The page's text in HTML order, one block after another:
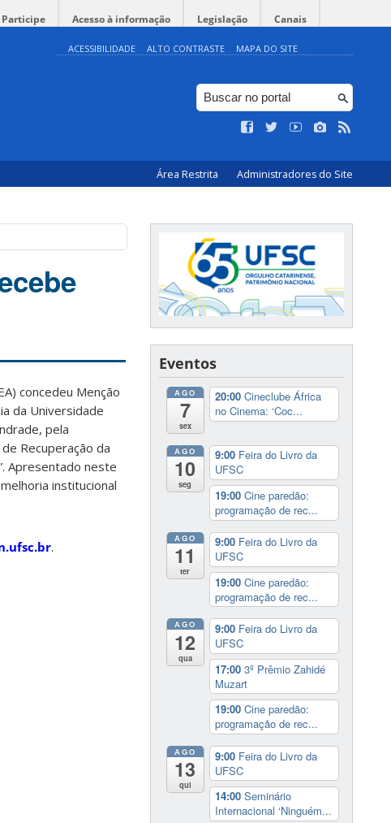
Participe Acesso à informação Legislação Canais
ACESSIBILIDADE ALTO CONTRASTE MAPA DO SITE
Área Restrita Administradores do Site
concedeu Menção
da Universidade
pela
Recuperação da
Apresentado neste
institucional
.
Eventos
AGO
7
sex
20:00 Cineclube África
no Cinema: ‘Coc...
AGO
10
seg
9:00 Feira do Livro da
UFSC
19:00 Cine paredão:
programação de rec...
AGO
11
ter
9:00 Feira do Livro da
UFSC
19:00 Cine paredão:
programação de rec...
AGO
12
qua
9:00 Feira do Livro da
UFSC
17:00 3º Prêmio Zahidé
Muzart
19:00 Cine paredão:
programação de rec...
AGO
13
qui
9:00 Feira do Livro da
UFSC
14:00 Seminário
Internacional ‘Ninguém...